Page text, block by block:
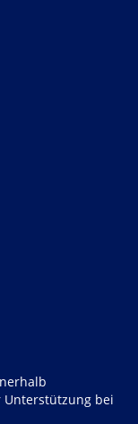
Unterstützung bei